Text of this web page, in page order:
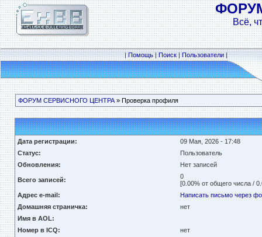
Всё,
|Помощь|Поиск|Пользователи|
ФОРУМ СЕРВИСНОГО ЦЕНТРА» Проверка профиля
Дата регистрации:
09 Мая, 2026 - 17:48
Статус:
Пользователь
Обновления:
Нет записей
Всего записей:
0
[0.00% от общего числа /
Адрес e-mail:
Написать письмо через
Домашняя страничка:
нет
Имя в AOL:
Номер в ICQ:
нет